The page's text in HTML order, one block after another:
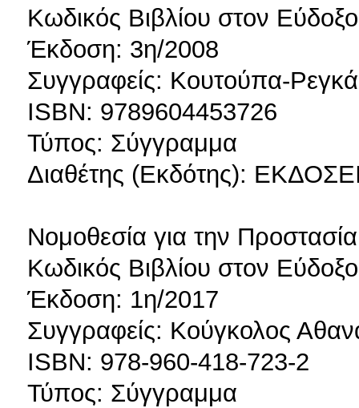
Κωδικός Βιβλίου στον
Έκδοση: 3η/2008
Συγγραφείς: Κουτούπα-
ISBN: 9789604453726
Τύπος: Σύγγραμμα
Διαθέτης (Εκδότης):
Νομοθεσία για την
Κωδικός Βιβλίου στον
Έκδοση: 1η/2017
Συγγραφείς: Κούγκολος
ISBN: 978-960-418-723-2
Τύπος: Σύγγραμμα